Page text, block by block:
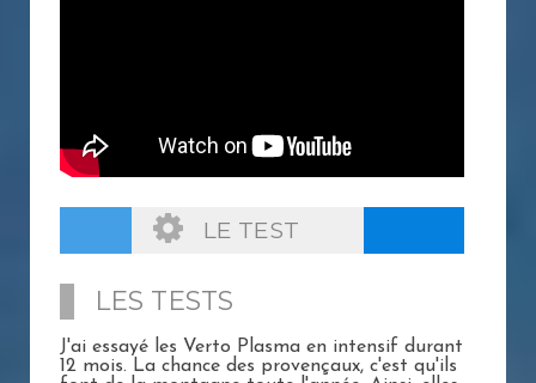
LE TEST
LES TESTS
J'ai essayé les Verto Plasma en intensif durant
12 mois. La chance des provençaux, c'est qu'ils